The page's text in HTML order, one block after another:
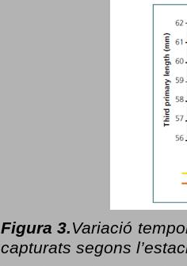
Figura 3.Variació
capturats segons